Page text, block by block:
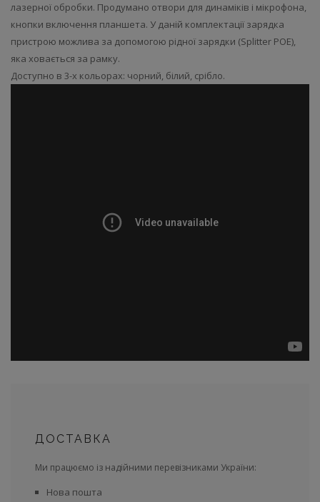
лазерної обробки. Продумано отвори для динаміків і мікрофона,
кнопки включення планшета. У даній комплектації зарядка
пристрою можлива за допомогою рідної зарядки (Splitter POE),
яка ховається за рамку.
Доступно в 3-х кольорах: чорний, білий, срібло.
ДОСТАВКА
Ми працюємо із надійними перевізниками України:
Нова пошта